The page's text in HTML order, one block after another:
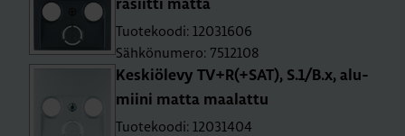
ra­siit­ti matta
Tuotekoodi: 12031606
Sähkönumero: 7512108
Kes­kiö­le­vy TV+R(+SAT), S.1/B.x, alu­
mii­ni matta maa­lat­tu
Tuotekoodi: 12031404